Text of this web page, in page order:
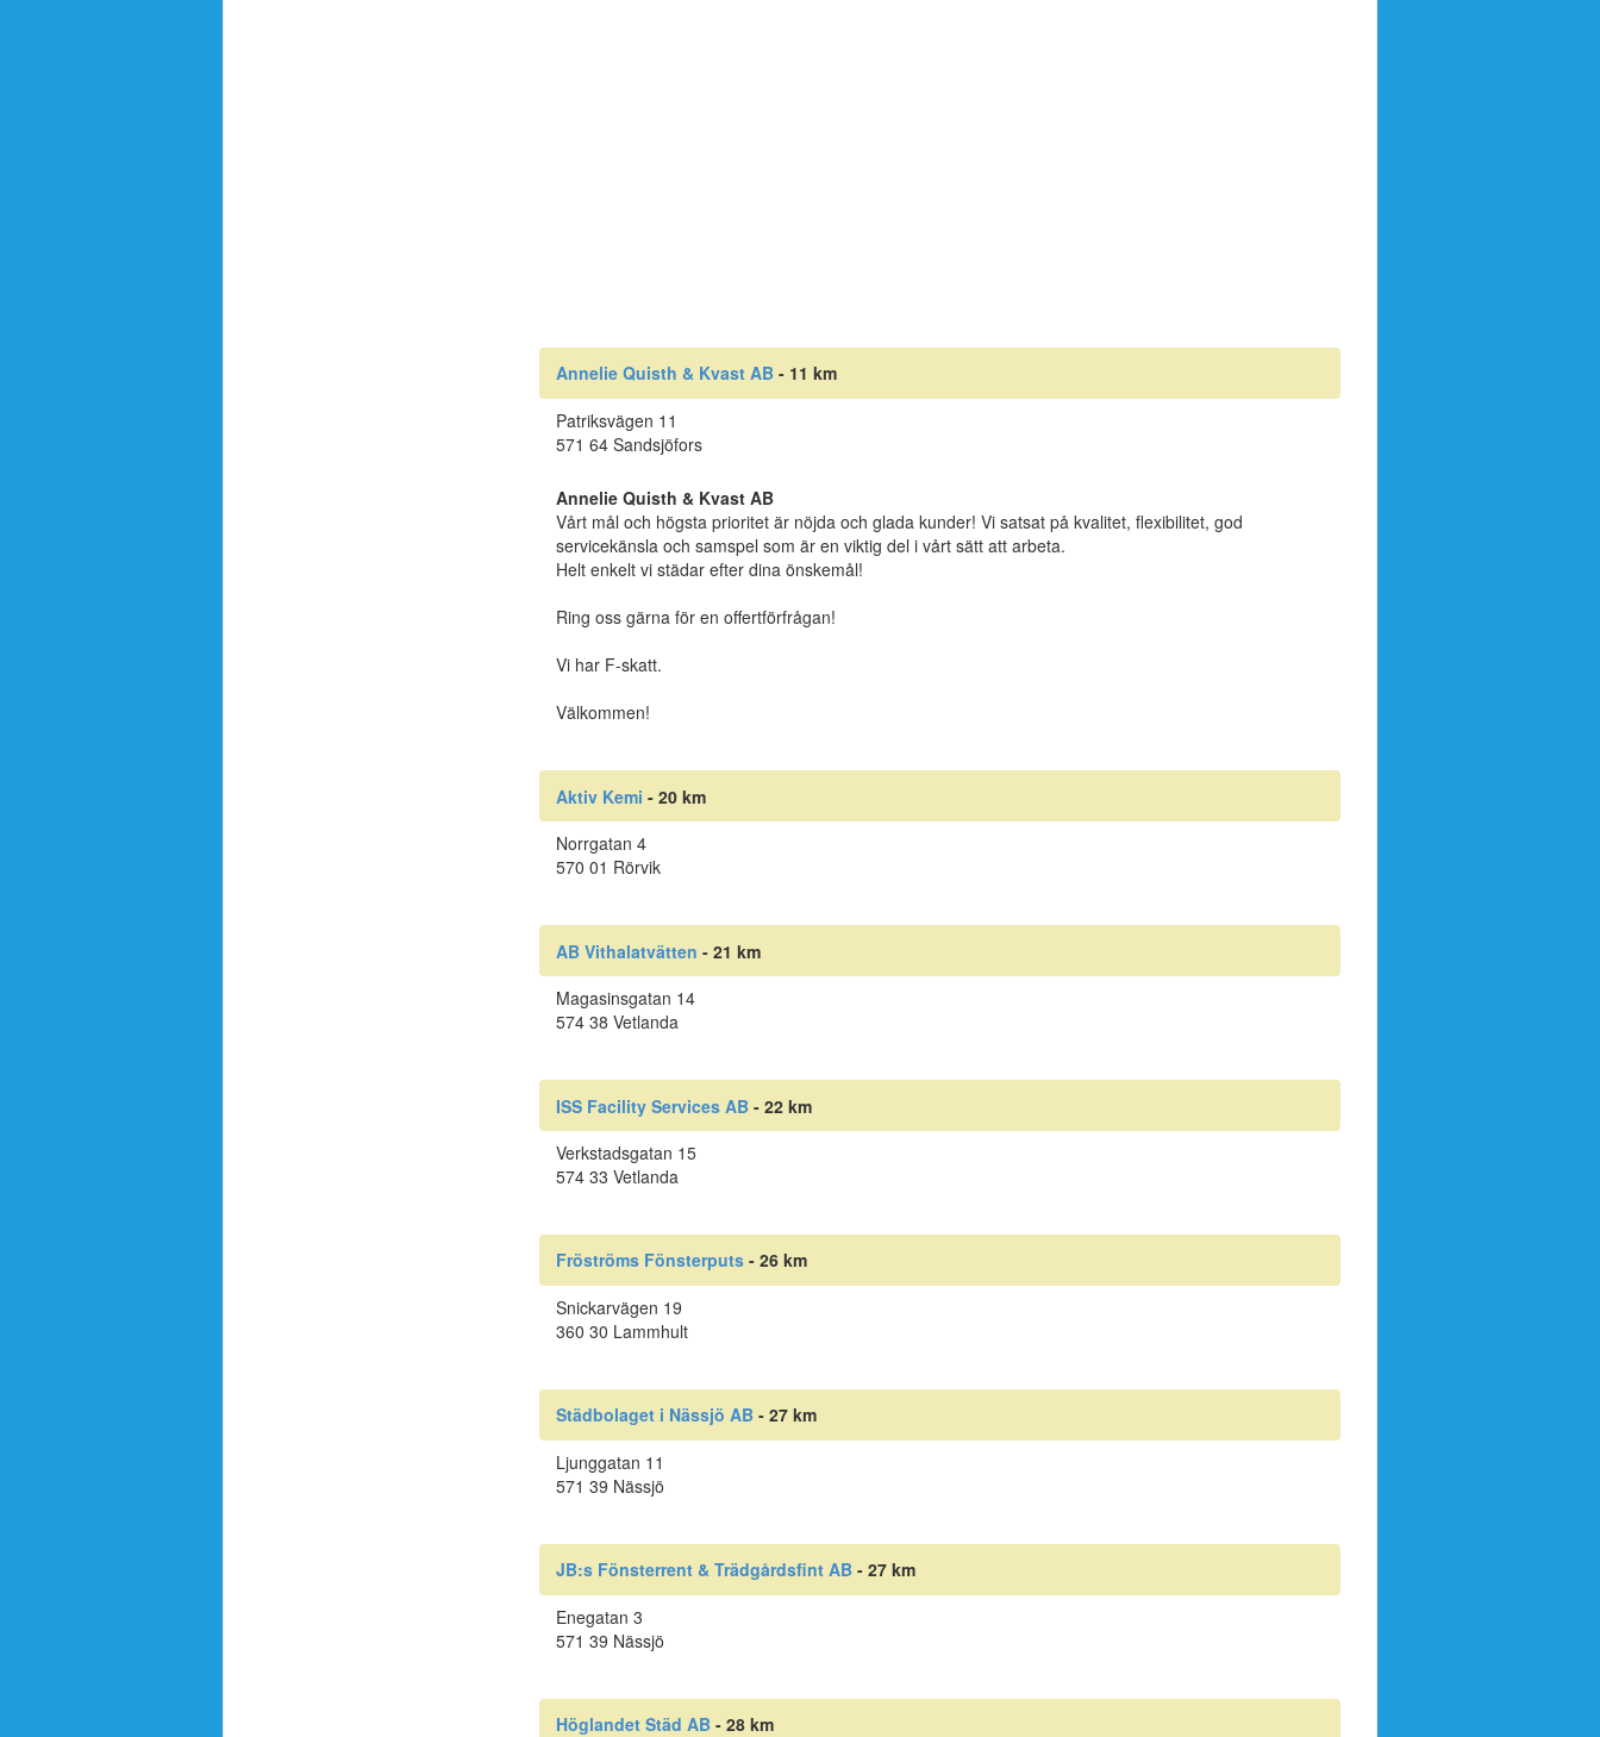
Annelie Quisth & Kvast AB- 11 km
Patriksvägen 11
571 64 Sandsjöfors
Annelie Quisth & Kvast AB
Vårt mål och högsta prioritet är nöjda och glada kunder! Vi satsat på kvalitet, flexibilitet, god
servicekänsla och samspel som är en viktig del i vårt sätt att arbeta.
Helt enkelt vi städar efter dina önskemål!
Ring oss gärna för en offertförfrågan!
Vi har F-skatt.
Välkommen!
Aktiv Kemi - 20 km
Norrgatan 4
570 01 Rörvik
AB Vithalatvätten - 21 km
Magasinsgatan 14
574 38 Vetlanda
ISS Facility Services AB- 22 km
Verkstadsgatan 15
574 33 Vetlanda
Fröströms Fönsterputs- 26 km
Snickarvägen 19
360 30 Lammhult
Städbolaget i Nässjö AB- 27 km
Ljunggatan 11
571 39 Nässjö
JB:s Fönsterrent & Trädgårdsfint AB- 27 km
Enegatan 3
571 39 Nässjö
Höglandet Städ AB- 28 km